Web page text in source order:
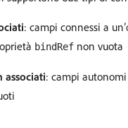
: campi connessi a
bindRef non vuota
associati: campi